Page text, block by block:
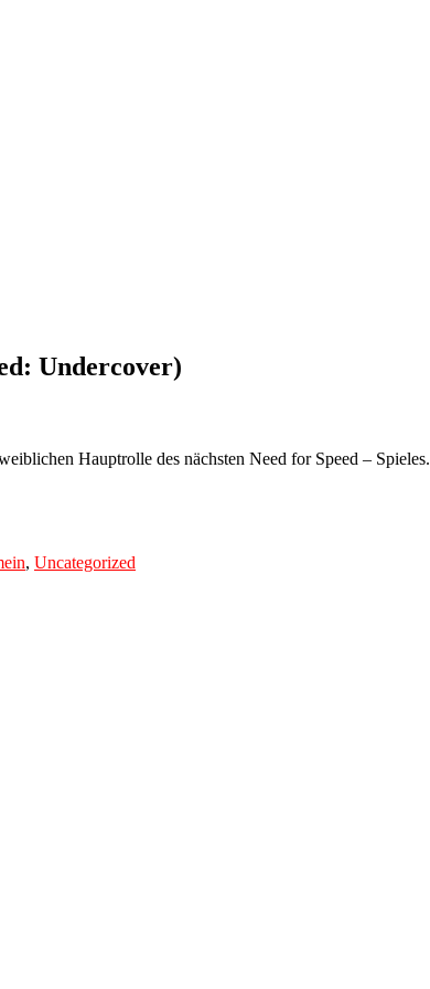
Undercover)
Hauptrolle des nächsten Need for Speed – Spieles.
, Uncategorized